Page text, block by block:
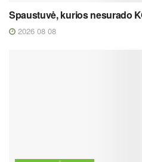
Spaustuvė, kurios nesurado
2026 08 08